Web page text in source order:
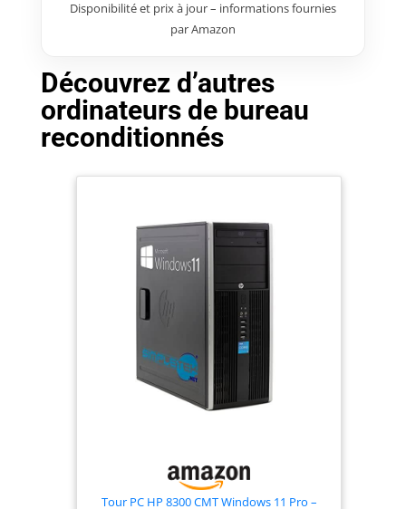
Disponibilité et prix à jour – informations fournies
par Amazon
Découvrez d’autres
ordinateurs de bureau
reconditionnés
Tour PC HP 8300 CMT Windows 11 Pro –